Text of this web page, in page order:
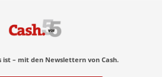
ist – mit den Newslettern von Cash.